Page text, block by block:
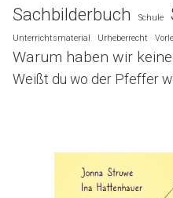
Sachbilderbuch Schule
Unterrichtsmaterial
Urheberrecht
Warum haben wir
Weißt du wo der Pfeffer